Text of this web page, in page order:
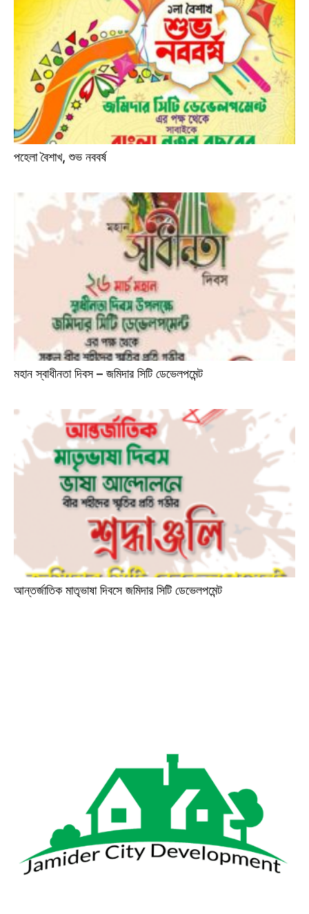
পহেলা বৈশাখ, শুভ নববর্ষ
মহান স্বাধীনতা দিবস – জমিদার সিটি ডেভেলপমেন্ট
আন্তর্জাতিক মাতৃভাষা দিবসে জমিদার সিটি ডেভেলপমেন্ট